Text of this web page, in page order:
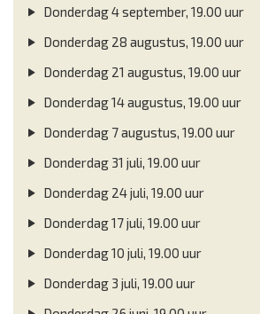
Donderdag 4 september, 19.00 uur
Donderdag 28 augustus, 19.00 uur
Donderdag 21 augustus, 19.00 uur
Donderdag 14 augustus, 19.00 uur
Donderdag 7 augustus, 19.00 uur
Donderdag 31 juli, 19.00 uur
Donderdag 24 juli, 19.00 uur
Donderdag 17 juli, 19.00 uur
Donderdag 10 juli, 19.00 uur
Donderdag 3 juli, 19.00 uur